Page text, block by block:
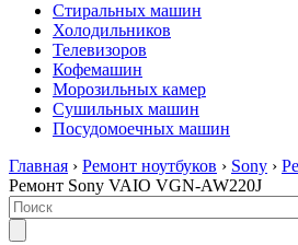
Стиральных машин
Холодильников
Телевизоров
Кофемашин
Морозильных камер
Сушильных машин
Посудомоечных машин
Главная › Ремонт ноутбуков › Sony ›
Ремонт Sony VAIO VGN-AW220J